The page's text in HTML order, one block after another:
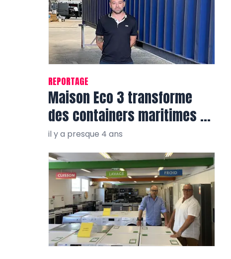
REPORTAGE
Maison Eco 3 transforme
des containers maritimes en
belles villas tout confort
il y a presque 4 ans